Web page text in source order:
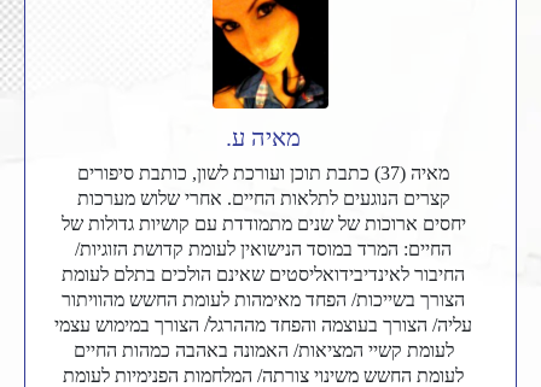
מאיה ע.
מאיה (37) כתבת תוכן ועורכת לשון, כותבת סיפורים
קצרים הנוגעים לתלאות החיים. אחרי שלוש מערכות
יחסים ארוכות של שנים מתמודדת עם קושיות גדולות של
החיים: המרד במוסד הנישואין לעומת קדושת הזוגיות/
החיבור לאינדיבידואליסטים שאינם הולכים בתלם לעומת
הצורך בשייכות/ הפחד מאימהות לעומת החשש מהוויתור
עליה/ הצורך בעוצמה והפחד מההרגל/ הצורך במימוש עצמי
לעומת קשיי המציאות/ האמונה באהבה כמהות החיים
לעומת החשש משינוי צורתה/ המלחמות הפנימיות לעומת